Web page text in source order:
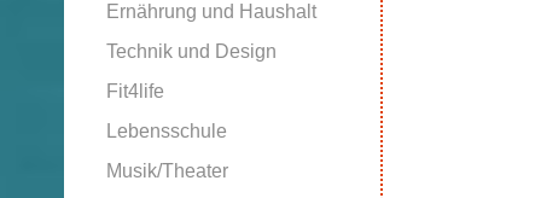
Ernährung und Haushalt
Technik und Design
Fit4life
Lebensschule
Musik/Theater